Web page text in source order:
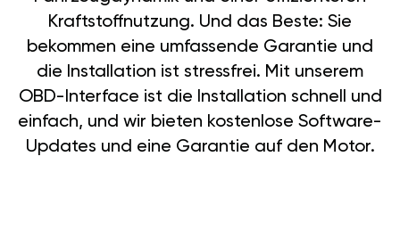
Kraftstoffnutzung. Und das Beste: Sie
bekommen eine umfassende Garantie und
die Installation ist stressfrei. Mit unserem
OBD-Interface ist die Installation schnell und
einfach, und wir bieten kostenlose Software-
Updates und eine Garantie auf den Motor.